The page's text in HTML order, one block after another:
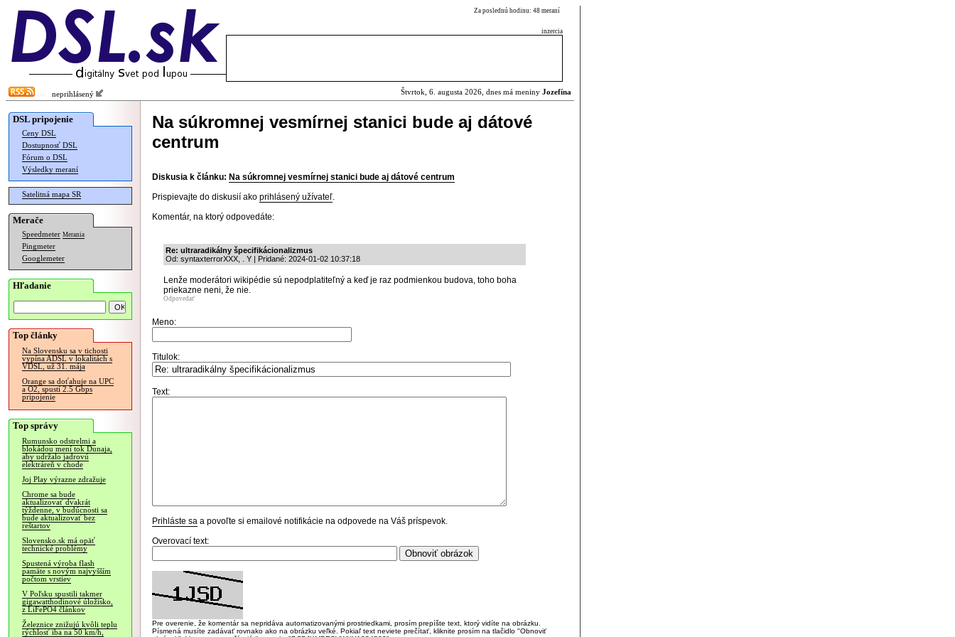
Za poslednú hodinu: 48 meraní
inzercia
neprihlásený Štvrtok, 6. augusta 2026, dnes má meniny Jozefína
DSL pripojenie
Ceny DSL
Dostupnosť DSL
Fórum o DSL
Výsledky meraní
Satelitná mapa SR
Merače
Speedmeter Merania
Pingmeter
Googlemeter
Hľadanie
Top články
Na Slovensku sa v tichosti
vypína ADSL v lokalitách s
VDSL, už 31. mája
Orange sa doťahuje na UPC
a O2, spustí 2.5 Gbps
pripojenie
Top správy
Rumunsko odstrelmi a
blokádou mení tok Dunaja,
aby udržalo jadrovú
elektráreň v chode
Joj Play výrazne zdražuje
Chrome sa bude
aktualizovať dvakrát
týždenne, v budúcnosti sa
bude aktualizovať bez
reštartov
Slovensko.sk má opäť
technické problémy
Spustená výroba flash
pamäte s novým najvyšším
počtom vrstiev
V Poľsku spustili takmer
gigawatthodinové úložisko,
z LiFePO4 článkov
Železnice znižujú kvôli teplu
rýchlosť iba na 50 km/h,
Na súkromnej vesmírnej stanici bude aj dátové
centrum
Diskusia k článku: Na súkromnej vesmírnej stanici bude aj dátové centrum
Prispievajte do diskusií ako prihlásený užívateľ.
Komentár, na ktorý odpovedáte:
Re: ultraradikálny špecifikácionalizmus
Od: syntaxterrorXXX, . Y | Pridané: 2024-01-02 10:37:18
Lenže moderátori wikipédie sú nepodplatiteľný a keď je raz podmienkou budova, toho boha
priekazne neni, že nie.
Odpovedať
Meno:
Titulok:
Text:
Prihláste sa a povoľte si emailové notifikácie na odpovede na Váš príspevok.
Overovací text:
Pre overenie, že komentár sa nepridáva automatizovanými prostriedkami, prosím prepíšte text, ktorý vidíte na obrázku.
Písmená musíte zadávať rovnako ako na obrázku veľké. Pokiaľ text neviete prečítať, kliknite prosím na tlačidlo "Obnoviť